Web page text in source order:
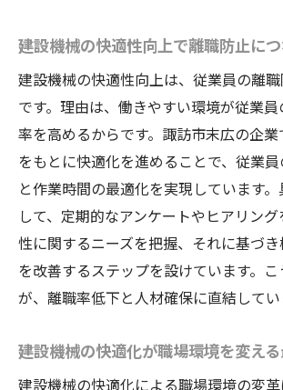
建設機械の快適性向上で離職防止に
建設機械の快適性向上は、従業員の離
です。理由は、働きやすい環境が従業
率を高めるからです。諏訪市末広の企
をもとに快適化を進めることで、従業
と作業時間の最適化を実現しています
して、定期的なアンケートやヒアリン
性に関するニーズを把握、それに基づ
を改善するステップを設けています。
が、離職率低下と人材確保に直結してい
建設機械の快適化が職場環境を変え
建設機械の快適化による職場環境の変